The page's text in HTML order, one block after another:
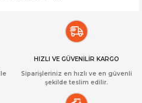
HIZLI VE GÜVENİLİR KARGO
Siparişleriniz en hızlı ve en güvenli
şekilde teslim edilir.